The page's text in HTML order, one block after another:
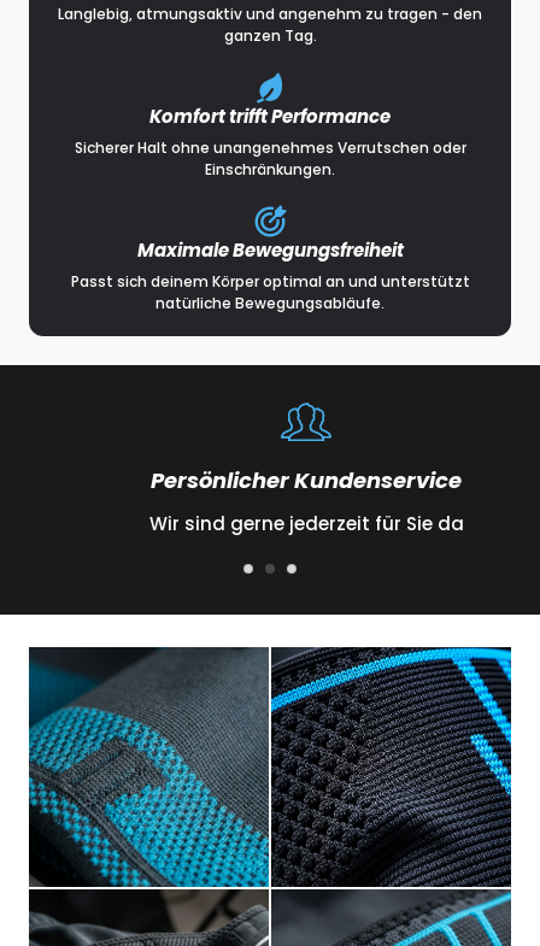
Langlebig, atmungsaktiv und angenehm zu tragen - den
ganzen Tag.
Komfort trifft Performance
Sicherer Halt ohne unangenehmes Verrutschen oder
Einschränkungen.
Maximale Bewegungsfreiheit
Passt sich deinem Körper optimal an und unterstützt
natürliche Bewegungsabläufe.
Persönlicher Kundenservice
Wir sind gerne jederzeit für Sie da